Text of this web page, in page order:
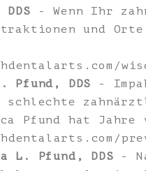
- Wenn Ihr
und
Pfund, DDS -
schlechte
Pfund hat Jahre
L. Pfund, DDS -